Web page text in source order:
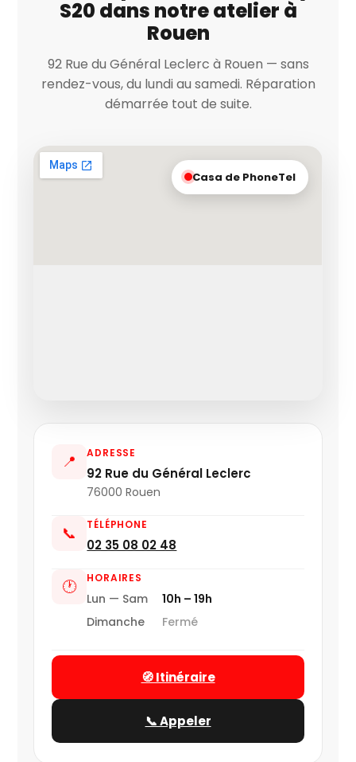
S20 dans notre atelier à
Rouen
92 Rue du Général Leclerc à Rouen — sans
rendez-vous, du lundi au samedi. Réparation
démarrée tout de suite.
Casa de PhoneTel
📍 ADRESSE
92 Rue du Général Leclerc
76000 Rouen
📞 TÉLÉPHONE
02 35 08 02 48
🕐 HORAIRES
Lun — Sam
10h – 19h
Dimanche
Fermé
🧭 Itinéraire
📞 Appeler